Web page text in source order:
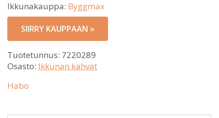
Ikkunakauppa: Byggmax
SIIRRY KAUPPAAN »
Tuotetunnus: 7220289
Osasto: Ikkunan kahvat
Habo